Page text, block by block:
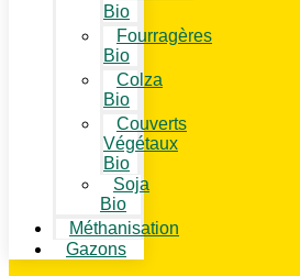
Bio
Fourragères
Bio
Colza
Bio
Couverts
Végétaux
Bio
Soja
Bio
Méthanisation
Gazons